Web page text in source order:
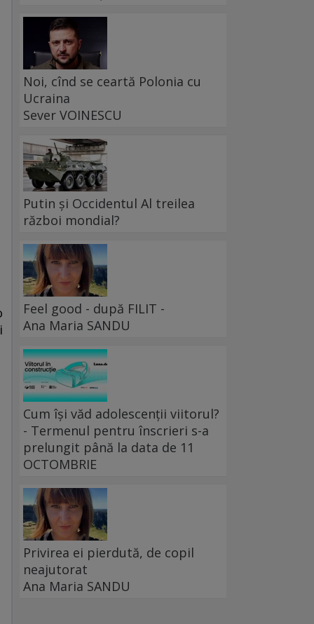
Noi, cînd se ceartă Polonia cu
Ucraina
Sever VOINESCU
Putin și Occidentul Al treilea
război mondial?
Feel good - după FILIT -
Ana Maria SANDU
Cum își văd adolescenții viitorul?
- Termenul pentru înscrieri s-a
prelungit până la data de 11
OCTOMBRIE
Privirea ei pierdută, de copil
neajutorat
Ana Maria SANDU